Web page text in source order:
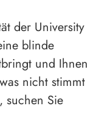
der University
blinde
und Ihnen
nicht stimmt
suchen Sie